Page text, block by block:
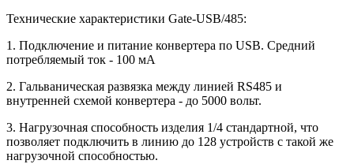
Технические характеристики Gate-USB/485:
1. Подключение и питание конвертера по USB. Средний
потребляемый ток - 100 мА
2. Гальваническая развязка между линией RS485 и
внутренней схемой конвертера - до 5000 вольт.
3. Нагрузочная способность изделия 1/4 стандартной, что
позволяет подключить в линию до 128 устройств с такой же
нагрузочной способностью.